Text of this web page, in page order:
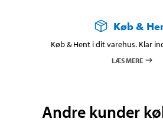
Køb &
Køb & Hent i dit varehus. Klar
LÆS MERE
Andre kunder